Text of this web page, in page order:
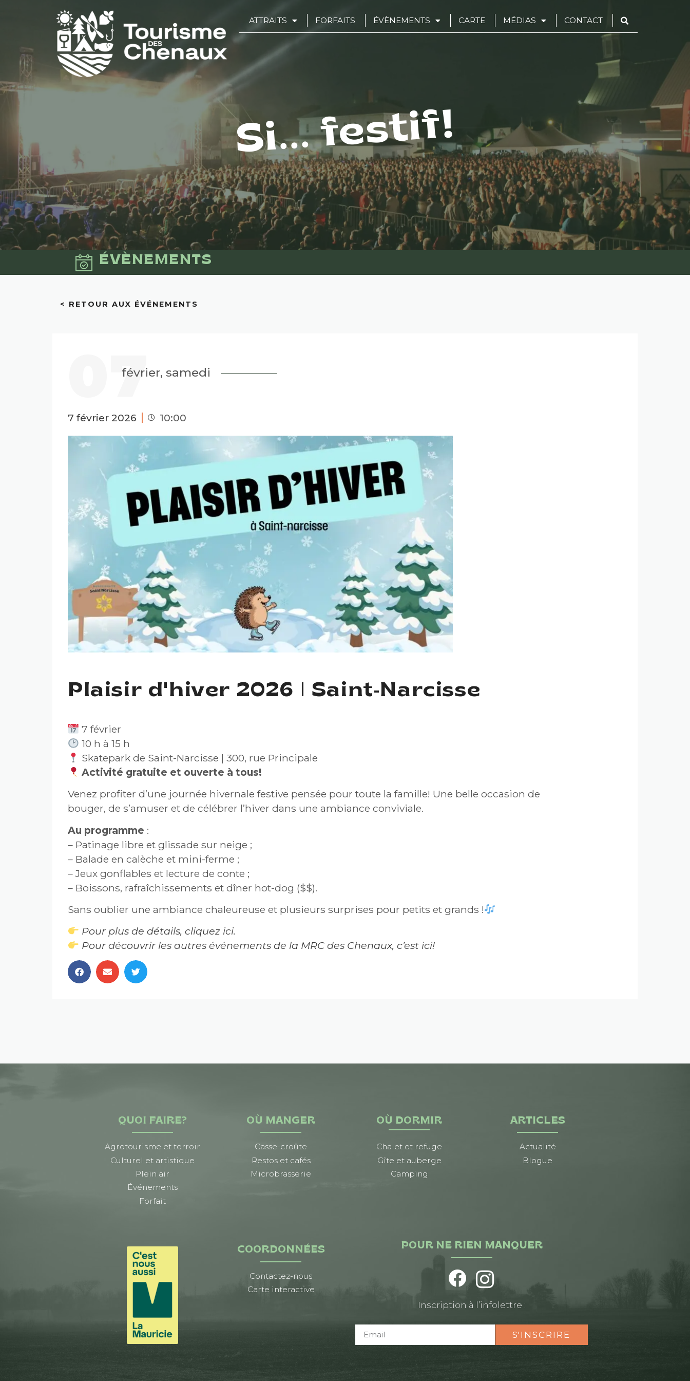
ATTRAITS FORFAITS ÉVÈNEMENTS CARTE MÉDIAS CONTACT
Si... festif!
ÉVÈNEMENTS
< RETOUR AUX ÉVÉNEMENTS
07
février, samedi
7 février 2026 10:00
Plaisir d'hiver 2026 | Saint-Narcisse
7 février
10 h à 15 h
Skatepark de Saint-Narcisse | 300, rue Principale
Activité gratuite et ouverte à tous!
Venez profiter d’une journée hivernale festive pensée pour toute la famille! Une belle occasion de
bouger, de s’amuser et de célébrer l’hiver dans une ambiance conviviale.
Au programme :
– Patinage libre et glissade sur neige ;
– Balade en calèche et mini-ferme ;
– Jeux gonflables et lecture de conte ;
– Boissons, rafraîchissements et dîner hot-dog ($$).
Sans oublier une ambiance chaleureuse et plusieurs surprises pour petits et grands !
Pour plus de détails, cliquez ici.
Pour découvrir les autres événements de la MRC des Chenaux, c’est ici!
QUOI FAIRE?
Agrotourisme et terroir
Culturel et artistique
Plein air
Événements
Forfait
OÙ MANGER
Casse-croûte
Restos et cafés
Microbrasserie
OÙ DORMIR
Chalet et refuge
Gîte et auberge
Camping
ARTICLES
Actualité
Blogue
COORDONNÉES
Contactez-nous
Carte interactive
POUR NE RIEN MANQUER
Inscription à l’infolettre :
S'INSCRIRE